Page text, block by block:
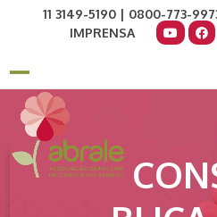
11 3149-5190 | 0800-773-
IMPRENSA
Open
mobile
menu
Close
mobile
menu